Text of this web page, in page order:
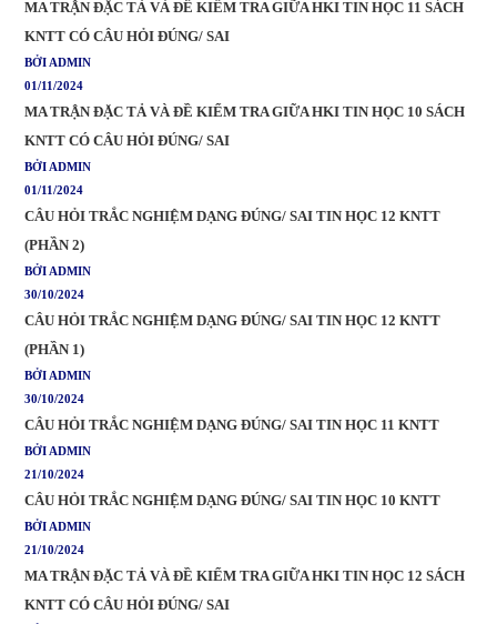
MA TRẬN ĐẶC TẢ VÀ ĐỀ KIỂM TRA GIỮA HKI TIN HỌC 11 SÁCH
KNTT CÓ CÂU HỎI ĐÚNG/ SAI
BỞI ADMIN
01/11/2024
MA TRẬN ĐẶC TẢ VÀ ĐỀ KIỂM TRA GIỮA HKI TIN HỌC 10 SÁCH
KNTT CÓ CÂU HỎI ĐÚNG/ SAI
BỞI ADMIN
01/11/2024
CÂU HỎI TRẮC NGHIỆM DẠNG ĐÚNG/ SAI TIN HỌC 12 KNTT
(PHẦN 2)
BỞI ADMIN
30/10/2024
CÂU HỎI TRẮC NGHIỆM DẠNG ĐÚNG/ SAI TIN HỌC 12 KNTT
(PHẦN 1)
BỞI ADMIN
30/10/2024
CÂU HỎI TRẮC NGHIỆM DẠNG ĐÚNG/ SAI TIN HỌC 11 KNTT
BỞI ADMIN
21/10/2024
CÂU HỎI TRẮC NGHIỆM DẠNG ĐÚNG/ SAI TIN HỌC 10 KNTT
BỞI ADMIN
21/10/2024
MA TRẬN ĐẶC TẢ VÀ ĐỀ KIỂM TRA GIỮA HKI TIN HỌC 12 SÁCH
KNTT CÓ CÂU HỎI ĐÚNG/ SAI